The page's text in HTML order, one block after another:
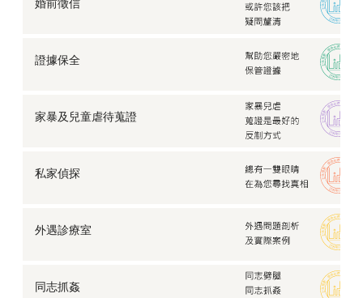
婚前徵信
證據保全
家暴及兒童虐待蒐證
私家偵探
外遇診療室
同志抓姦